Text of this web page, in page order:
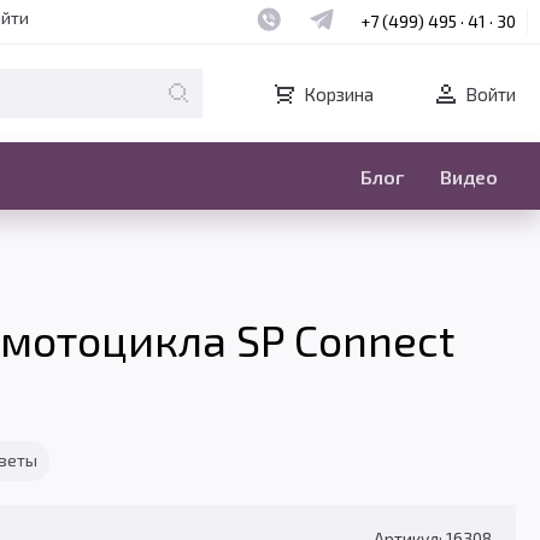
Наш whatsapp
Наш telegram
+7 (499) 495 · 41 · 30
Корзина Войти
Блог Видео
SP Connect